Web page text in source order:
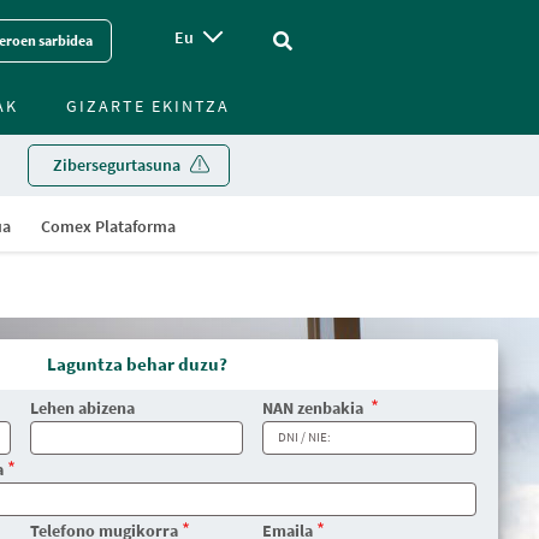
sarbidea Eu Vinculo - Buscar en la web
Comex Plataforma
Zibersegurtasuna
GIZARTE EKINTZA
Laguntza behar duzu?
Lehen abizena NAN zenbakia
Telefono mugikorra Emaila